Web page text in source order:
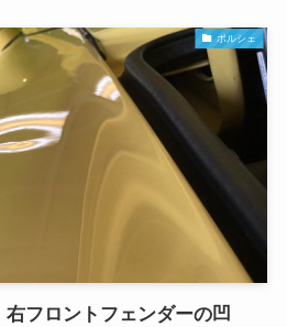
ポルシェ
フロントフェンダーの凹